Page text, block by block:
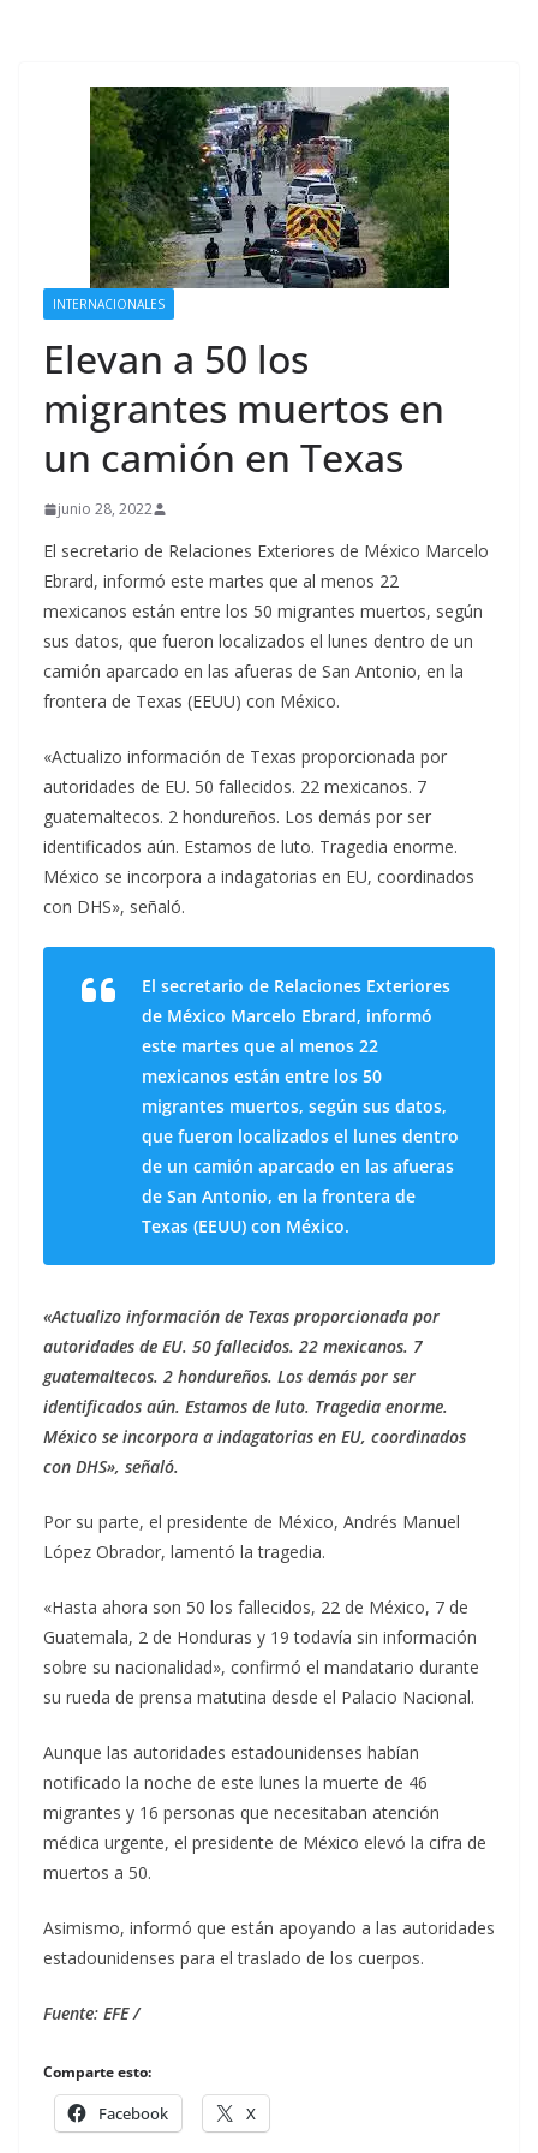
INTERNACIONALES
Elevan a 50 los
migrantes muertos en
un camión en Texas
junio 28, 2022
El secretario de Relaciones Exteriores de México Marcelo
Ebrard, informó este martes que al menos 22
mexicanos están entre los 50 migrantes muertos, según
sus datos, que fueron localizados el lunes dentro de un
camión aparcado en las afueras de San Antonio, en la
frontera de Texas (EEUU) con México.
«Actualizo información de Texas proporcionada por
autoridades de EU. 50 fallecidos. 22 mexicanos. 7
guatemaltecos. 2 hondureños. Los demás por ser
identificados aún. Estamos de luto. Tragedia enorme.
México se incorpora a indagatorias en EU, coordinados
con DHS», señaló.
El secretario de Relaciones Exteriores
de México Marcelo Ebrard, informó
este martes que al menos 22
mexicanos están entre los 50
migrantes muertos, según sus datos,
que fueron localizados el lunes dentro
de un camión aparcado en las afueras
de San Antonio, en la frontera de
Texas (EEUU) con México.
«Actualizo información de Texas proporcionada por
autoridades de EU. 50 fallecidos. 22 mexicanos. 7
guatemaltecos. 2 hondureños. Los demás por ser
identificados aún. Estamos de luto. Tragedia enorme.
México se incorpora a indagatorias en EU, coordinados
con DHS», señaló.
Por su parte, el presidente de México, Andrés Manuel
López Obrador, lamentó la tragedia.
«Hasta ahora son 50 los fallecidos, 22 de México, 7 de
Guatemala, 2 de Honduras y 19 todavía sin información
sobre su nacionalidad», confirmó el mandatario durante
su rueda de prensa matutina desde el Palacio Nacional.
Aunque las autoridades estadounidenses habían
notificado la noche de este lunes la muerte de 46
migrantes y 16 personas que necesitaban atención
médica urgente, el presidente de México elevó la cifra de
muertos a 50.
Asimismo, informó que están apoyando a las autoridades
estadounidenses para el traslado de los cuerpos.
Fuente: EFE /
Comparte esto:
Facebook X